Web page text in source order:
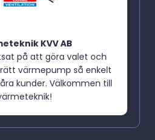
KVV AB
på att göra valet och
värmepump så enkelt
kunder. Välkommen till